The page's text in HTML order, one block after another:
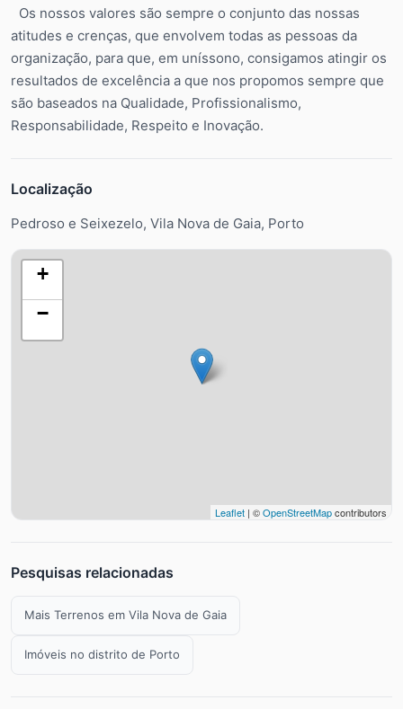
Os nossos valores são sempre o conjunto das nossas
atitudes e crenças, que envolvem todas as pessoas da
organização, para que, em uníssono, consigamos atingir os
resultados de excelência a que nos propomos sempre que
são baseados na Qualidade, Profissionalismo,
Responsabilidade, Respeito e Inovação.
Localização
Pedroso e Seixezelo, Vila Nova de Gaia, Porto
+
−
Leaflet | ©OpenStreetMapcontributors
Pesquisas relacionadas
Mais Terrenos em Vila Nova de Gaia
Imóveis no distrito de Porto